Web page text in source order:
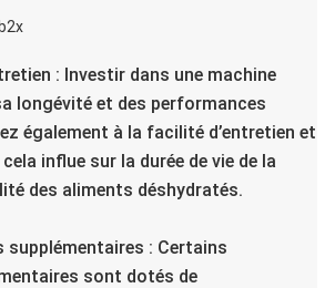
: Investir dans une machine
longévité et des performances
également à la facilité d’entretien et
influe sur la durée de vie de la
des aliments déshydratés.
: Certains
sont dotés de